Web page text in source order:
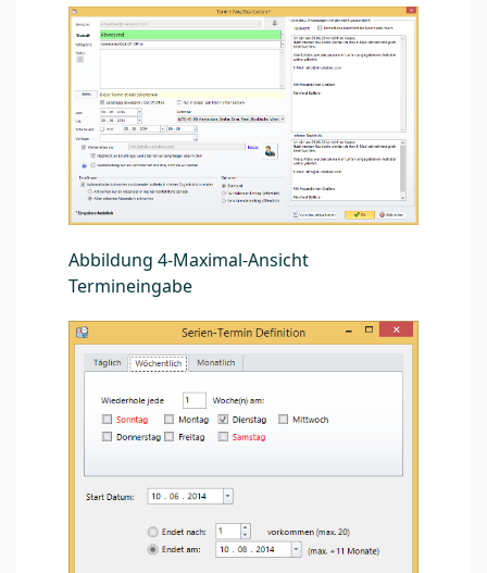
Abbildung 4-Maximal-Ansicht
Termineingabe